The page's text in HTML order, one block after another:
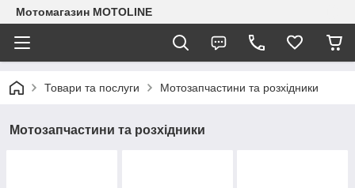
Мотомагазин MOTOLINE
Товари та послуги Мотозапчастини та розхідники
Мотозапчастини та розхідники